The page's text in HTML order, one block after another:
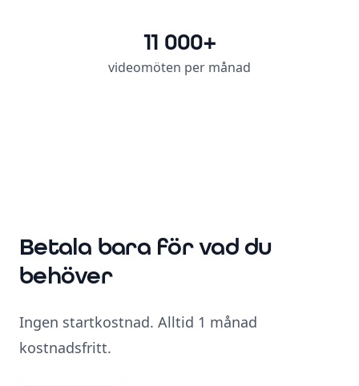
videomöten per månad
11 000+
Betala bara för vad du
behöver
Ingen startkostnad. Alltid 1 månad
kostnadsfritt.